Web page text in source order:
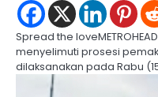
n
Spread the
menyelimuti prosesi
dilaksanakan pada Rabu